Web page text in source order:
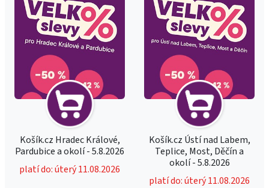
Košík.cz Hradec Králové,
Pardubice a okolí - 5.8.2026
platí do: úterý 11.08.2026
Košík.cz Ústí nad Labem,
Teplice, Most, Děčín a
okolí - 5.8.2026
platí do: úterý 11.08.2026